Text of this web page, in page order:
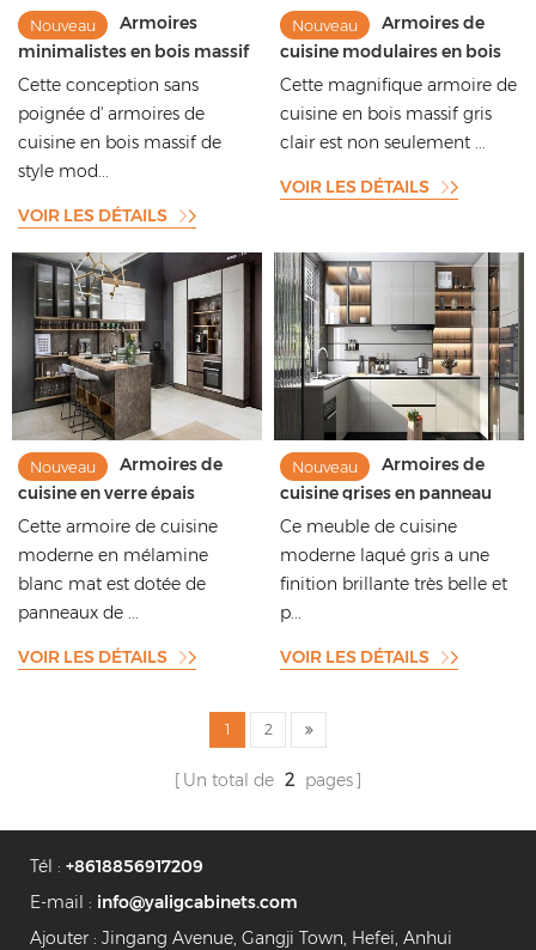
Nouveau
Armoires
minimalistes en bois massif
bleu avec finition film
Cette conception sans
poignée d' armoires de
cuisine en bois massif de
style mod...
VOIR LES DÉTAILS
Nouveau
Armoires de
cuisine modulaires en bois
massif de couleur claire de
style moderne
Cette magnifique armoire de
cuisine en bois massif gris
clair est non seulement ...
VOIR LES DÉTAILS
Nouveau
Armoires de
cuisine en verre épais
personnalisées haut de
d'éclairage
Cette armoire de cuisine
moderne en mélamine
blanc mat est dotée de
panneaux de ...
VOIR LES DÉTAILS
Nouveau
Armoires de
cuisine grises en panneau
acrylique brillant, modernes
bois massif
Ce meuble de cuisine
moderne laqué gris a une
finition brillante très belle et
p...
VOIR LES DÉTAILS
1 2
Un total de 2 pages
Tél : +8618856917209
E-mail : info@yaligcabinets.com
Ajouter : Jingang Avenue, Gangji Town, Hefei, Anhui